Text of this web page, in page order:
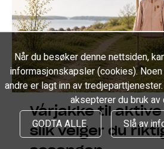
Vårjakke til
slik velger du
Når du besøker denne nettsiden,
informasjonskapsler (cookies).
andre er lagt inn av
aksepterer du bruk av
GODTA ALLE
Slå av